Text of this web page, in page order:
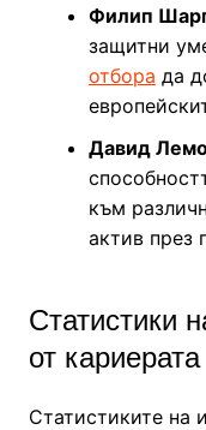
Филип
защитни
отбора да
Давид
към
актив през
Статистики
от кариерата
Статистиките на